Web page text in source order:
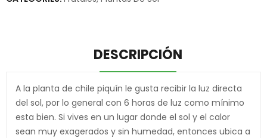
DESCRIPCIÓN
A la planta de chile piquín le gusta recibir la luz directa
del sol, por lo general con 6 horas de luz como mínimo
esta bien. Si vives en un lugar donde el sol y el calor
sean muy exagerados y sin humedad, entonces ubica a